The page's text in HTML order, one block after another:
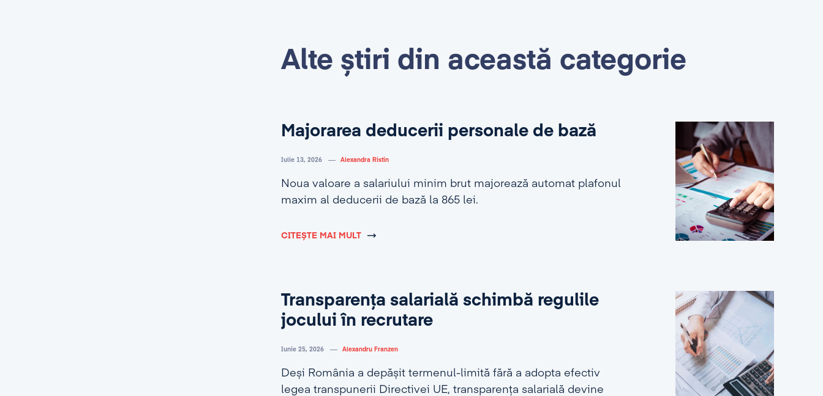
Alte știri din această categorie
Majorarea deducerii personale de bază
Iulie 13, 2026 Alexandra Ristin
Noua valoare a salariului minim brut majorează automat plafonul
maxim al deducerii de bază la 865 lei.
CITEȘTE MAI MULT
Transparența salarială schimbă regulile
jocului în recrutare
Iunie 25, 2026 Alexandru Franzen
Deși România a depășit termenul-limită fără a adopta efectiv
legea transpunerii Directivei UE, transparența salarială devine